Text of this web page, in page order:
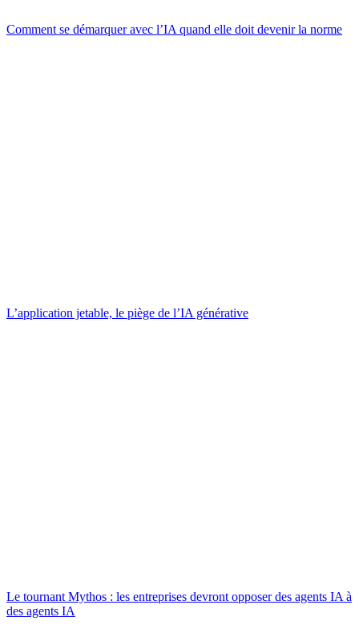
Comment se démarquer avec l’IA quand elle doit devenir la norme
L’application jetable, le piège de l’IA générative
Le tournant Mythos : les entreprises devront opposer des agents IA à
des agents IA